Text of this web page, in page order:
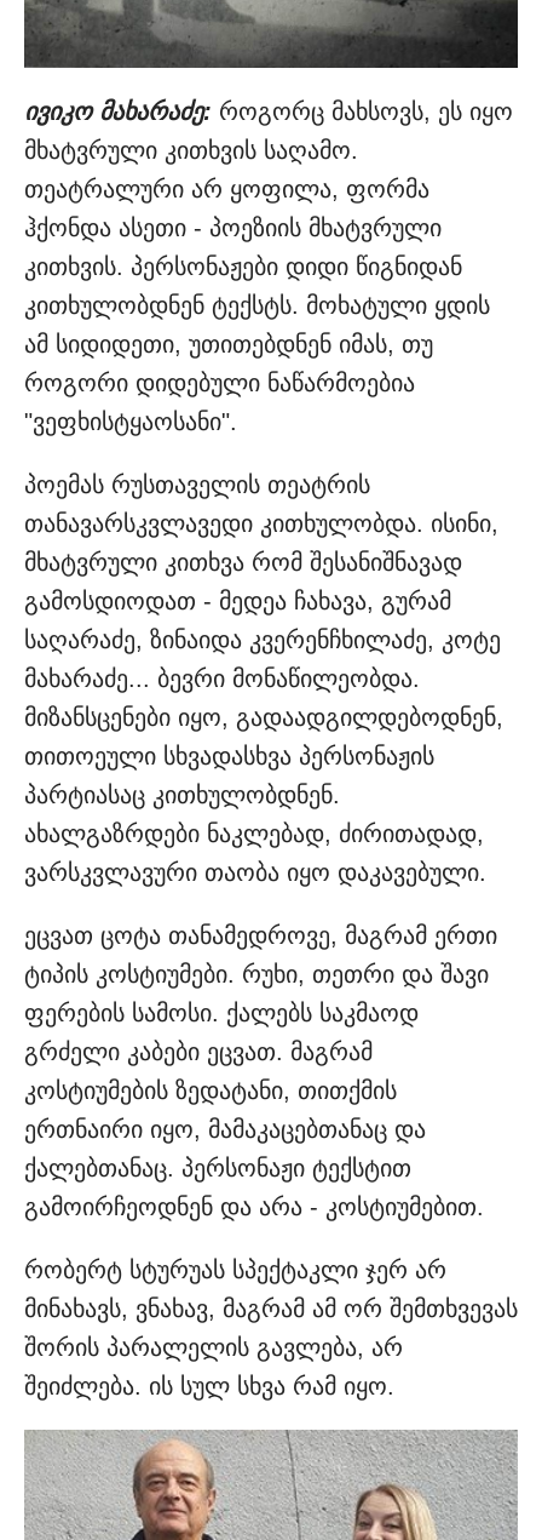
ივიკო მახარაძე: როგორც მახსოვს, ეს იყო
მხატვრული კითხვის საღამო.
თეატრალური არ ყოფილა, ფორმა
ჰქონდა ასეთი - პოეზიის მხატვრული
კითხვის. პერსონაჟები დიდი წიგნიდან
კითხულობდნენ ტექსტს. მოხატული ყდის
ამ სიდიდეთი, უთითებდნენ იმას, თუ
როგორი დიდებული ნაწარმოებია
"ვეფხისტყაოსანი".
პოემას რუსთაველის თეატრის
თანავარსკვლავედი კითხულობდა. ისინი,
მხატვრული კითხვა რომ შესანიშნავად
გამოსდიოდათ - მედეა ჩახავა, გურამ
საღარაძე, ზინაიდა კვერენჩხილაძე, კოტე
მახარაძე... ბევრი მონაწილეობდა.
მიზანსცენები იყო, გადაადგილდებოდნენ,
თითოეული სხვადასხვა პერსონაჟის
პარტიასაც კითხულობდნენ.
ახალგაზრდები ნაკლებად, ძირითადად,
ვარსკვლავური თაობა იყო დაკავებული.
ეცვათ ცოტა თანამედროვე, მაგრამ ერთი
ტიპის კოსტიუმები. რუხი, თეთრი და შავი
ფერების სამოსი. ქალებს საკმაოდ
გრძელი კაბები ეცვათ. მაგრამ
კოსტიუმების ზედატანი, თითქმის
ერთნაირი იყო, მამაკაცებთანაც და
ქალებთანაც. პერსონაჟი ტექსტით
გამოირჩეოდნენ და არა - კოსტიუმებით.
რობერტ სტურუას სპექტაკლი ჯერ არ
მინახავს, ვნახავ, მაგრამ ამ ორ შემთხვევას
შორის პარალელის გავლება, არ
შეიძლება. ის სულ სხვა რამ იყო.